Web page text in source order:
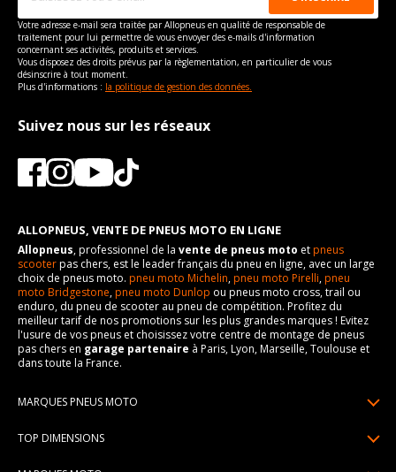
Votre adresse e-mail sera traitée par Allopneus en qualité de responsable de
traitement pour lui permettre de vous envoyer des e-mails d'information
concernant ses activités, produits et services.
Vous disposez des droits prévus par la règlementation, en particulier de vous
désinscrire à tout moment.
Plus d'informations : la politique de gestion des données.
Suivez nous sur les réseaux
ALLOPNEUS, VENTE DE PNEUS MOTO EN LIGNE
Allopneus, professionnel de la vente de pneus moto etpneus
scooterpas chers, est le leader français du pneu en ligne, avec un large
choix de pneus moto. pneu moto Michelin,pneu moto Pirelli,pneu
moto Bridgestone,pneu moto Dunlop ou pneus moto cross, trail ou
enduro, du pneu de scooter au pneu de compétition. Profitez du
meilleur tarif de nos promotions sur les plus grandes marques ! Evitez
l'usure de vos pneus et choisissez votre centre de montage de pneus
pas chers en garage partenaire à Paris, Lyon, Marseille, Toulouse et
dans toute la France.
MARQUES PNEUS MOTO
TOP DIMENSIONS